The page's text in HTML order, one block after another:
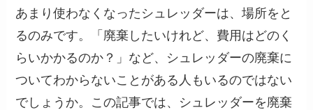
あまり使わなくなったシュレッダーは、場所をと
るのみです。「廃棄したいけれど、費用はどのく
らいかかるのか？」など、シュレッダーの廃棄に
ついてわからないことがある人もいるのではない
でしょうか。この記事では、シュレッダーを廃棄